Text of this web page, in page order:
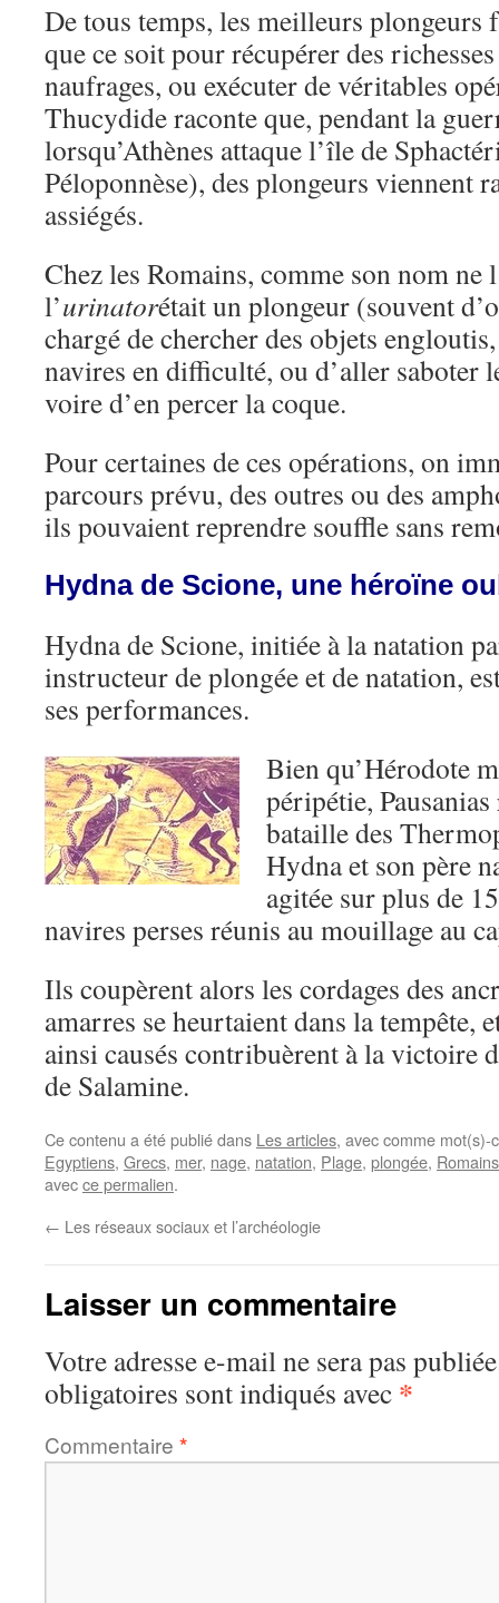
De tous temps, les meilleurs
que ce soit pour récupérer des
naufrages, ou exécuter de véritables
Thucydide raconte que, pendant la
lorsqu’Athènes attaque l’île de
Péloponnèse), des plongeurs viennent
assiégés.
Chez les Romains, comme son nom ne
l’urinatorétait un plongeur (souvent
chargé de chercher des objets
navires en difficulté, ou d’aller saboter
voire d’en percer la coque.
Pour certaines de ces opérations, on
parcours prévu, des outres ou des
ils pouvaient reprendre souffle sans
Hydna de Scione, une héroïne
Hydna de Scione, initiée à la natation
instructeur de plongée et de natation,
ses performances.
Bien qu’Hérodote
péripétie,
bataille des
Hydna et son père
agitée sur plus de
navires perses réunis au mouillage au
Ils coupèrent alors les cordages des
amarres se heurtaient dans la tempête,
ainsi causés contribuèrent à la victoire
de Salamine.
Ce contenu a été publié dans Les articles, avec comme
Egyptiens, Grecs, mer, nage, natation, Plage, plongée, Romains
avecce permalien.
← Les réseaux sociaux et l’archéologie
Laisser un commentaire
Votre adresse e-mail ne sera pas
obligatoires sont indiqués avec *
Commentaire *